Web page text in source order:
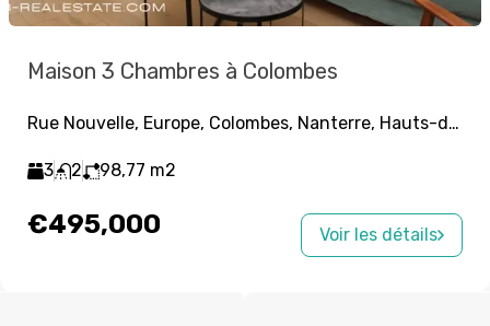
Maison 3 Chambres à Colombes
Rue Nouvelle, Europe, Colombes, Nanterre, Hauts-de-Seine, Île-de-France, France métropolitaine, 92700, France
3 2 98,77 m2
€495,000 Voir les détails